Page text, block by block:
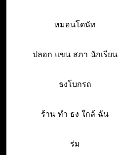
หมอนโดนัท
ปลอก แขน สภา นักเรียน
ธงโบกรถ
ร้าน ทํา ธง ใกล้ ฉัน
ร่ม